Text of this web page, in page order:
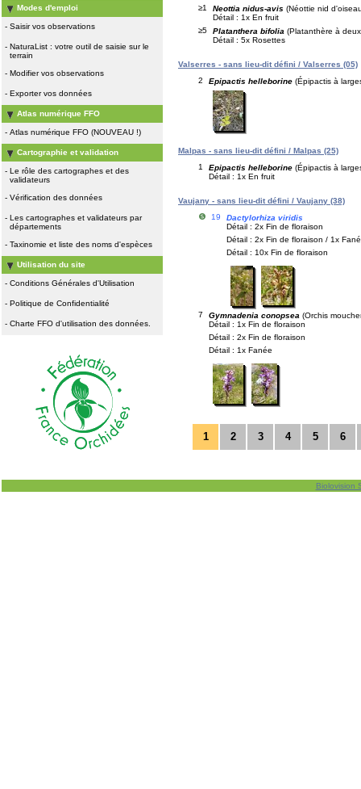
Modes d'emploi
- Saisir vos observations
- NaturaList : votre outil de saisie sur le
terrain
- Modifier vos observations
- Exporter vos données
Atlas numérique FFO
- Atlas numérique FFO (NOUVEAU !)
Cartographie et validation
- Le rôle des cartographes et des
validateurs
- Vérification des données
- Les cartographes et validateurs par
départements
- Taxinomie et liste des noms d'espèces
Utilisation du site
- Conditions Générales d'Utilisation
- Politique de Confidentialité
- Charte FFO d'utilisation des données.
≥1
Neottia nidus-avis (Néottie nid
Détail : 1x En fruit
≥5
Platanthera bifolia (Platanthère à
Détail : 5x Rosettes
Valserres - sans lieu-dit défini / Valserres (05)
2
Epipactis helleborine (Épipactis à
Malpas - sans lieu-dit défini / Malpas (25)
1
Epipactis helleborine (Épipactis à
Détail : 1x En fruit
Vaujany - sans lieu-dit défini / Vaujany (38)
19
Dactylorhiza viridis
Détail : 2x Fin de floraison
Détail : 2x Fin de floraison / 1x
Détail : 10x Fin de floraison
7 Gymnadenia conopsea (Orchis
Détail : 1x Fin de floraison
Détail : 2x Fin de floraison
Détail : 1x Fanée
1 2 3 4 5 6
Biolovision